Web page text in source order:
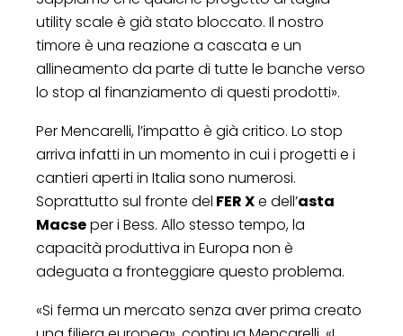
utility scale è già stato bloccato. Il nostro
timore è una reazione a cascata e un
allineamento da parte di tutte le banche verso
lo stop al finanziamento di questi prodotti».
Per Mencarelli, l’impatto è già critico. Lo stop
arriva infatti in un momento in cui i progetti e i
cantieri aperti in Italia sono numerosi.
Soprattutto sul fronte del FER Xe dell’asta
Macseper i Bess. Allo stesso tempo, la
capacità produttiva in Europa non è
adeguata a fronteggiare questo problema.
«Si ferma un mercato senza aver prima creato